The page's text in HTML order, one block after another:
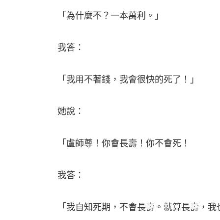
「為什麼不？一本萬利。」
我答：
「我用不著錢，我會很快的死了！」
她說：
「盧師尊！你會長壽！你不會死！
我答：
「我自知死期，不會長壽。就算長壽，我